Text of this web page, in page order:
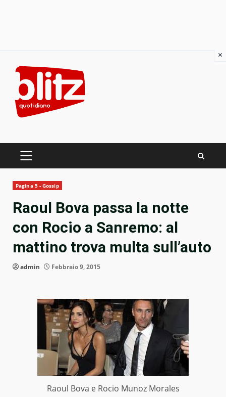
content
PRIMARY
Pagina 5 - Gossip
Raoul Bova passa la notte
con Rocio a Sanremo: al
mattino trova multa sull’auto
admin Febbraio 9, 2015
Raoul Bova e Rocio Munoz Morales
×